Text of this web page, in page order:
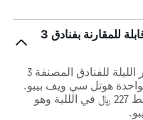
هل الأسعار في هوتل سي ويف بيبو قابلة للمقارنة بفنادق 3
هناك فرق يبلغ 26% في متوسط ​​سعر الليلة للفنادق المصنفة 3
هوتل سي ويف بيبو.
السعر في هوتل سي ويف بيبو هو فقط 227 ﷼ في الللية وهو